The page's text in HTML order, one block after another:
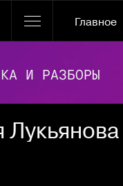
Главное
Лукьянова